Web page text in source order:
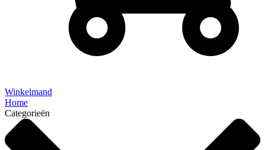
Winkelmand
Home
Categorieën